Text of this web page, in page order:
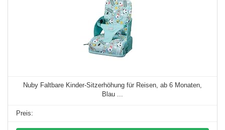
Nuby Faltbare Kinder-Sitzerhöhung für Reisen, ab 6 Monaten,
Blau ...